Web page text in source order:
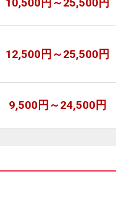
12,500円～25,500円
9,500円～24,500円